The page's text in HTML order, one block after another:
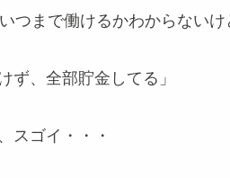
いつまで働けるかわからないけ
ず、全部貯金してる」
スゴイ・・・